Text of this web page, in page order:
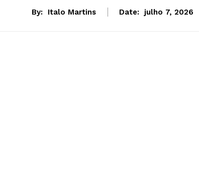
By: Italo Martins Date: julho 7, 2026